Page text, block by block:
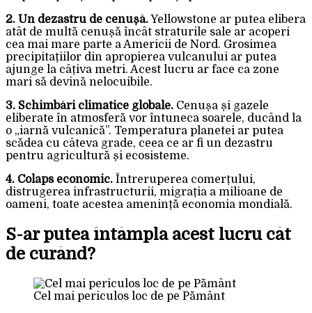
2. Un dezastru de cenușă.Yellowstone ar putea elibera
atât de multă cenușă încât straturile sale ar acoperi
cea mai mare parte a Americii de Nord. Grosimea
precipitațiilor din apropierea vulcanului ar putea
ajunge la câțiva metri. Acest lucru ar face ca zone
mari să devină nelocuibile.
3. Schimbări climatice globale. Cenușa și gazele
eliberate în atmosferă vor întuneca soarele, ducând la
o „iarnă vulcanică”. Temperatura planetei ar putea
scădea cu câteva grade, ceea ce ar fi un dezastru
pentru agricultură și ecosisteme.
4. Colaps economic. Întreruperea comerțului,
distrugerea infrastructurii, migrația a milioane de
oameni, toate acestea amenință economia mondială.
S-ar putea întâmpla acest lucru cât
de curând?
Cel mai periculos loc de pe Pământ